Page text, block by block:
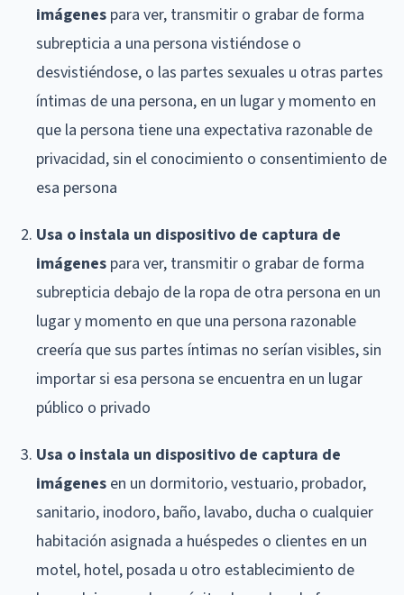
imágenes para ver, transmitir o grabar de forma
subrepticia a una persona vistiéndose o
desvistiéndose, o las partes sexuales u otras partes
íntimas de una persona, en un lugar y momento en
que la persona tiene una expectativa razonable de
privacidad, sin el conocimiento o consentimiento de
esa persona
Usa o instala un dispositivo de captura de
imágenes para ver, transmitir o grabar de forma
subrepticia debajo de la ropa de otra persona en un
lugar y momento en que una persona razonable
creería que sus partes íntimas no serían visibles, sin
importar si esa persona se encuentra en un lugar
público o privado
Usa o instala un dispositivo de captura de
imágenes en un dormitorio, vestuario, probador,
sanitario, inodoro, baño, lavabo, ducha o cualquier
habitación asignada a huéspedes o clientes en un
motel, hotel, posada u otro establecimiento de